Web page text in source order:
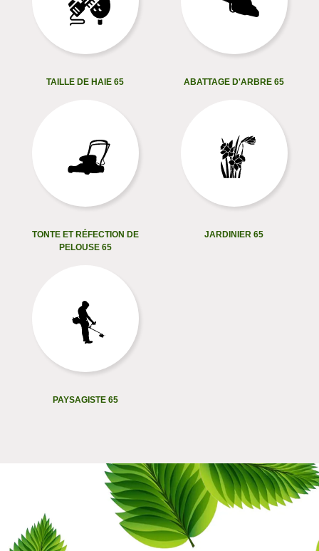
TAILLE DE HAIE 65 ABATTAGE D'ARBRE 65
TONTE ET RÉFECTION DE
PELOUSE 65
JARDINIER 65
PAYSAGISTE 65